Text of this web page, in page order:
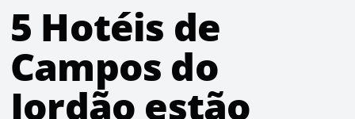
5 Hotéis de
Campos do
Jordão estão